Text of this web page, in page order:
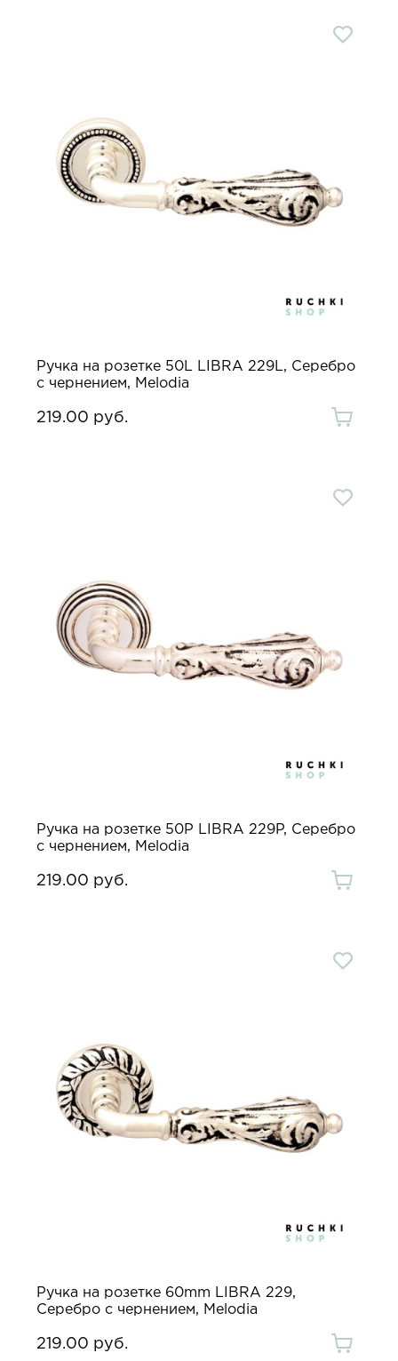
Ручка на розетке 50L LIBRA 229L, Серебро
с чернением, Melodia
219.00 руб.
Ручка на розетке 50P LIBRA 229P, Серебро
с чернением, Melodia
219.00 руб.
Ручка на розетке 60mm LIBRA 229,
Серебро с чернением, Melodia
219.00 руб.